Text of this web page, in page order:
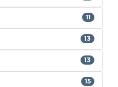
11
13
13
15